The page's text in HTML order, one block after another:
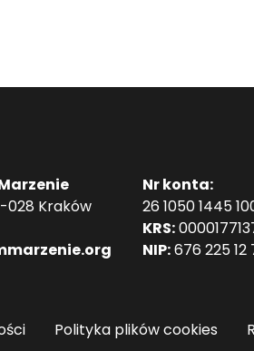
028 Kraków
Nr konta:
26 1050 1445
KRS:
NIP:676 225 12
Polityka plików cookies